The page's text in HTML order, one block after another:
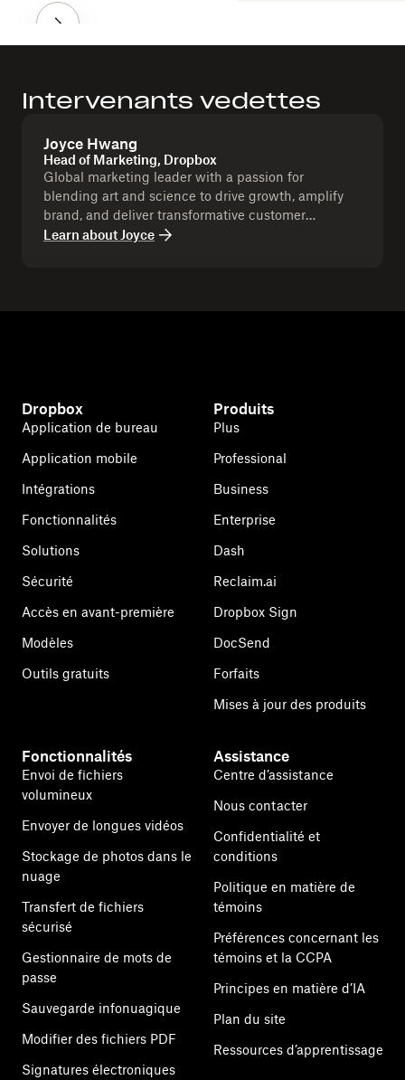
Intervenants vedettes
Joyce Hwang
Head of Marketing, Dropbox
Global marketing leader with a passion for
blending art and science to drive growth, amplify
brand, and deliver transformative customer
experiences.
Learn about Joyce
Dropbox
Application de bureau
Application mobile
Intégrations
Fonctionnalités
Solutions
Sécurité
Accès en avant-première
Modèles
Outils gratuits
Produits
Plus
Professional
Business
Enterprise
Dash
Reclaim.ai
Dropbox Sign
DocSend
Forfaits
Mises à jour des produits
Fonctionnalités
Envoi de fichiers
volumineux
Envoyer de longues vidéos
Stockage de photos dans le
nuage
Transfert de fichiers
sécurisé
Gestionnaire de mots de
passe
Sauvegarde infonuagique
Modifier des fichiers PDF
Signatures électroniques
Assistance
Centre d’assistance
Nous contacter
Confidentialité et
conditions
Politique en matière de
témoins
Préférences concernant les
témoins et la CCPA
Principes en matière d’IA
Plan du site
Ressources d’apprentissage